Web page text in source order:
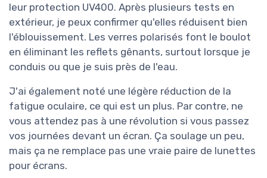
leur protection UV400. Après plusieurs tests en
extérieur, je peux confirmer qu'elles réduisent bien
l'éblouissement. Les verres polarisés font le boulot
en éliminant les reflets gênants, surtout lorsque je
conduis ou que je suis près de l'eau.
J'ai également noté une légère réduction de la
fatigue oculaire, ce qui est un plus. Par contre, ne
vous attendez pas à une révolution si vous passez
vos journées devant un écran. Ça soulage un peu,
mais ça ne remplace pas une vraie paire de lunettes
pour écrans.